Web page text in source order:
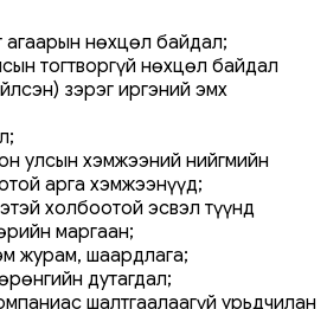
агаарын нөхцөл байдал;
тогтворгүй нөхцөл байдал
зэрэг иргэний эмх
улсын хэмжээний нийгмийн
арга хэмжээнүүд;
холбоотой эсвэл түүнд
маргаан;
журам, шаардлага;
дутагдал;
шалтгаалаагүй урьдчилан